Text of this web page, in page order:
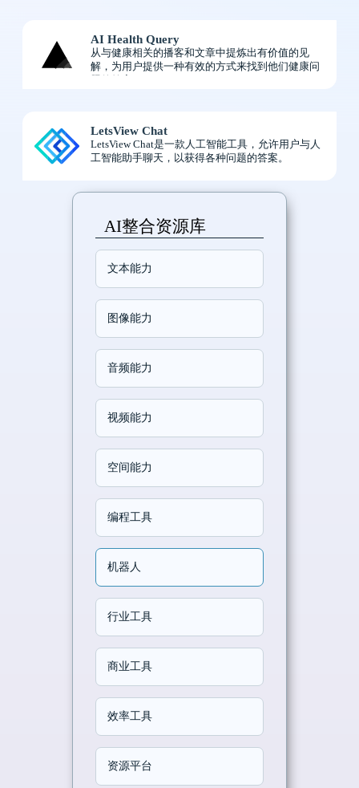
AI Health Query
从与健康相关的播客和文章中提炼出有价值的见
解，为用户提供一种有效的方式来找到他们健康问
LetsView Chat
LetsView Chat是一款人工智能工具，允许用户与人
工智能助手聊天，以获得各种问题的答案。
AI整合资源库
文本能力
图像能力
音频能力
视频能力
空间能力
编程工具
机器人
行业工具
商业工具
效率工具
资源平台